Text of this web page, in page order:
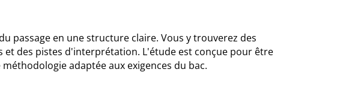
passage en une structure claire. Vous y trouverez des
et des pistes d'interprétation. L'étude est conçue pour être
adaptée aux exigences du bac.